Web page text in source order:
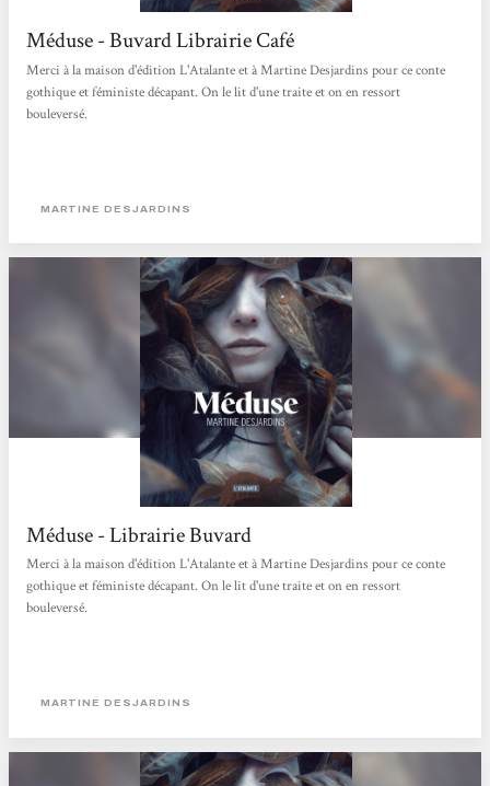
Méduse - Buvard Librairie Café
Merci à la maison d'édition L'Atalante et à Martine Desjardins pour ce conte
gothique et féministe décapant. On le lit d'une traite et on en ressort
bouleversé.
MARTINE DESJARDINS
Méduse - Librairie Buvard
Merci à la maison d'édition L'Atalante et à Martine Desjardins pour ce conte
gothique et féministe décapant. On le lit d'une traite et on en ressort
bouleversé.
MARTINE DESJARDINS